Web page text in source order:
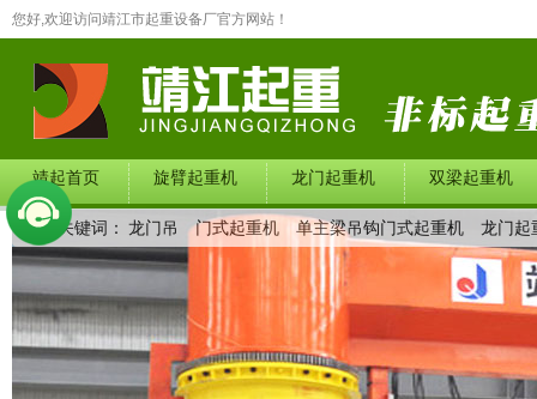
您好,欢迎访问靖江市起重设备厂官方网站！
靖起首页 旋臂起重机 龙门起重机 双梁起重机
在线留言 联系我们 产品中心
热门关键词： 龙门吊 门式起重机 单主梁吊钩门式起重机 龙门起